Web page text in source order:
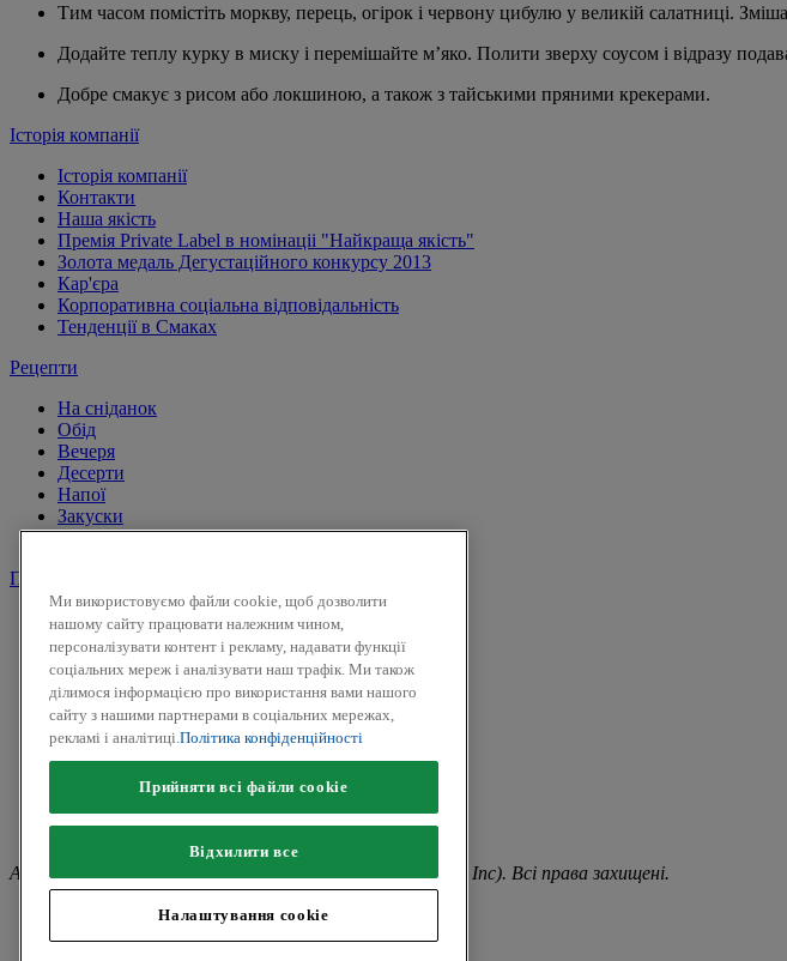
Тим часом помістіть моркву, перець, огірок і червону цибулю у великій салатниці.
Додайте теплу курку в миску і перемішайте м’яко. Полити зверху соусом і відразу
Добре смакує з рисом або локшиною, а також з тайськими пряними крекерами.
Історія компанії
Історія компанії
Контакти
Наша якість
Премія Private Label в номінаціі "Найкраща якість"
Золота медаль Дегустаційного конкурсу 2013
Кар'єра
Корпоративна соціальна відповідальність
Тенденції в Смаках
Рецепти
На сніданок
Обід
Вечеря
Десерти
Напої
Закуски
Соуси
Продукти
Сіль і перець
Спеції
Трави
Суміші трав
До солодких страв і напоїв
Смак Вогню
Приправи для засолки та маринування
Facebook
Twitter
Авторськ
право © 2026 Kamis (McCormick & Company, Inc). Всі права захищені.
Політика конфіденційності
Ми використовуємо файли cookie, щоб дозволити
нашому сайту працювати належним чином,
персоналізувати контент і рекламу, надавати функції
соціальних мереж і аналізувати наш трафік. Ми також
ділимося інформацією про використання вами нашого
сайту з нашими партнерами в соціальних мережах,
рекламі і аналітиці.Політика конфіденційності
Прийняти всі файли сookie
Відхилити все
Налаштування cookie